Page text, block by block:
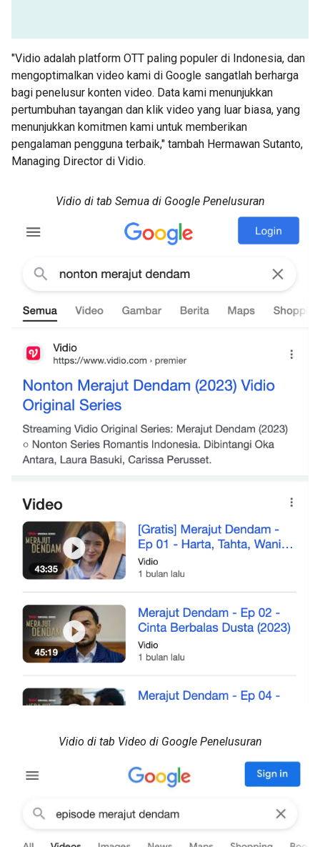
"Vidio adalah platform OTT paling populer di Indonesia, dan
mengoptimalkan video kami di Google sangatlah berharga
bagi penelusur konten video. Data kami menunjukkan
pertumbuhan tayangan dan klik video yang luar biasa, yang
menunjukkan komitmen kami untuk memberikan
pengalaman pengguna terbaik," tambah Hermawan Sutanto,
Managing Director di Vidio.
Vidio di tab Semua di Google Penelusuran
Vidio di tab Video di Google Penelusuran